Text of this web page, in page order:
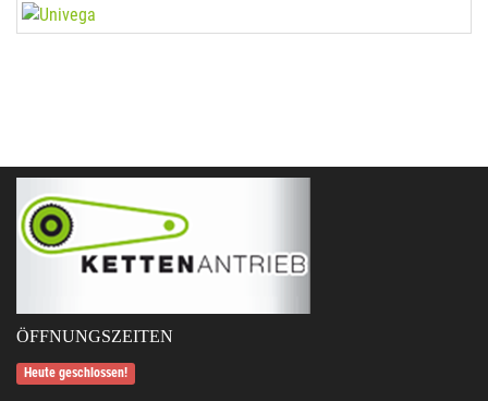
ÖFFNUNGSZEITEN
Heute geschlossen!